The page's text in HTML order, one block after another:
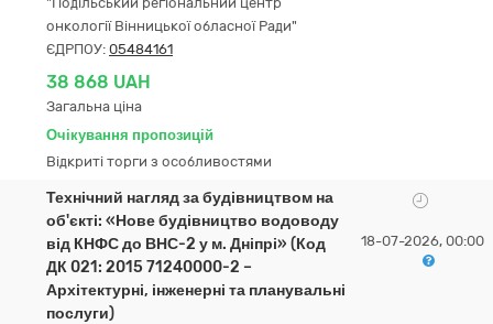
онкології Вінницької обласної Ради"
ЄДРПОУ: 05484161
38 868 UAH
Загальна ціна
Очікування пропозицій
Відкриті торги з особливостями
Технічний нагляд за будівництвом на
об'єкті: «Нове будівництво водоводу
від КНФС до ВНС-2 у м. Дніпрі» (Код
ДК 021: 2015 71240000-2 –
Архітектурні, інженерні та планувальні
послуги)
18-07-2026, 00:00